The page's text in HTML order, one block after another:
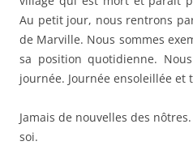
Au petit jour, nous rentrons
de Marville. Nous sommes
sa position quotidienne.
journée. Journée ensoleillée et
Jamais de nouvelles des
soi.